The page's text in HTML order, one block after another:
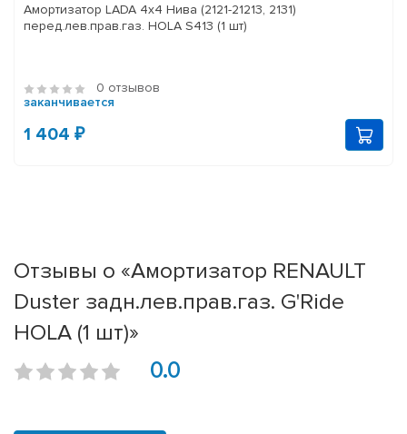
Амортизатор LADA 4x4 Нива (2121-21213, 2131)
перед.лев.прав.газ. HOLA S413 (1 шт)
0 отзывов
заканчивается
1 404 ₽
Отзывы о «Амортизатор RENAULT
Duster задн.лев.прав.газ. G'Ride
HOLA (1 шт)»
0.0